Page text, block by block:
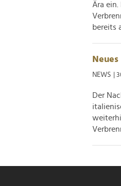
Ära
bereits
NEWS |
Der